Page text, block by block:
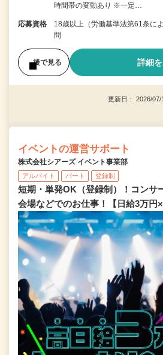
時間帯の変動あり ※一定…
応募資格
18歳以上（労働基準法第61条に
問
後で見る 詳細
更新日： 2026/
イベントの運営サポート
株式会社シアーズ イベント事業部
アルバイト パート 登録制
短期・単発OK（登録制）！コンサ
会場などでのお仕事！【日給3万円×